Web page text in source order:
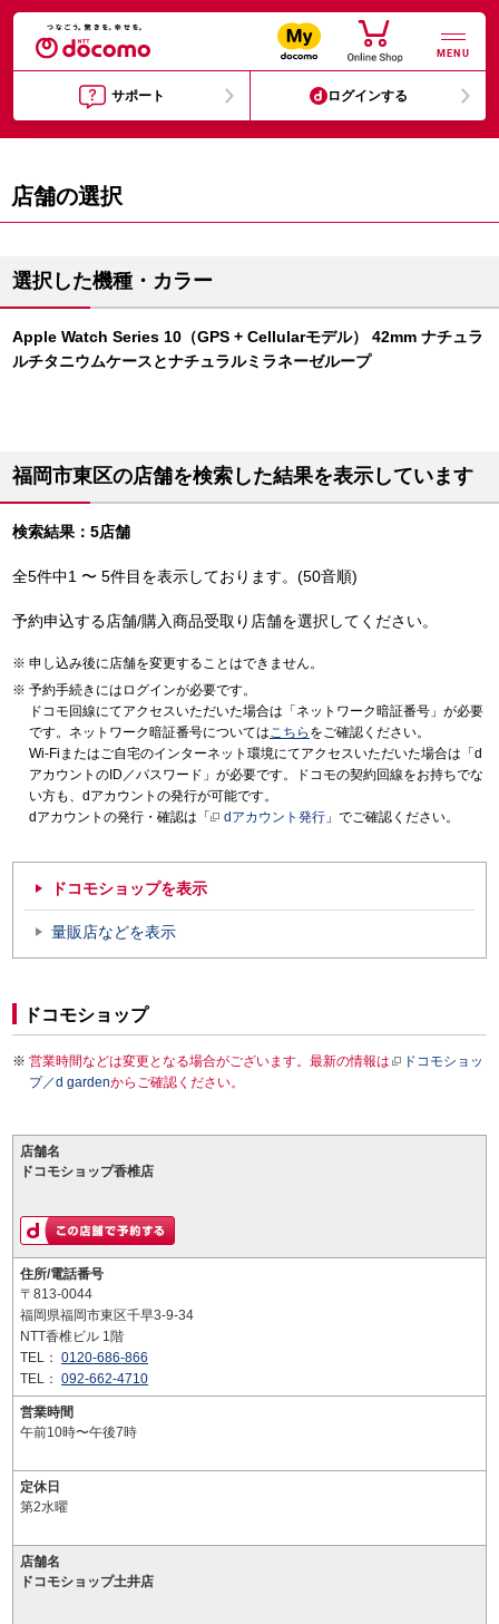
MENU
サポート ログインする
店舗の選択
選択した機種・カラー
Apple Watch Series 10（GPS + Cellularモデル） 42mm ナチュラ
ルチタニウムケースとナチュラルミラネーゼループ
福岡市東区の店舗を検索した結果を表示しています
検索結果：5店舗
全5件中1 〜 5件目を表示しております。(50音順)
予約申込する店舗/購入商品受取り店舗を選択してください。
申し込み後に店舗を変更することはできません。
予約手続きにはログインが必要です。
ドコモ回線にてアクセスいただいた場合は「ネットワーク暗証番号」が必要
です。ネットワーク暗証番号についてはこちら をご確認ください。
Wi-Fiまたはご自宅のインターネット環境にてアクセスいただいた場合は「d
アカウントのID／パスワード」が必要です。ドコモの契約回線をお持ちでな
い方も、dアカウントの発行が可能です。
dアカウントの発行・確認は「
dアカウント発行 」でご確認ください。
ドコモショップを表示
量販店などを表示
ドコモショップ
営業時間などは変更となる場合がございます。最新の情報は
ドコモショッ
プ／d gardenからご確認ください。
店舗名
ドコモショップ香椎店
住所/電話番号
〒813-0044
福岡県福岡市東区千早3-9-34
NTT香椎ビル 1階
TEL： 0120-686-866
TEL： 092-662-4710
営業時間
午前10時〜午後7時
定休日
第2水曜
店舗名
ドコモショップ土井店